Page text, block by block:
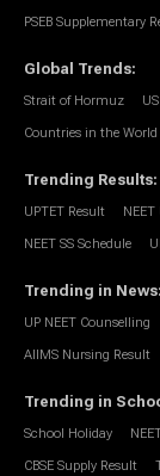
PSEB Supplementary
Global Trends:
Strait of Hormuz
Countries in the World
Trending Results:
UPTET Result
NEET SS Schedule
Trending in News:
UP NEET Counselling
AIIMS Nursing Result
Trending in
School Holiday
CBSE Supply Result